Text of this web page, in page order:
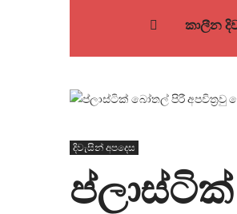
කාලීන
දිවැසින් අපදෙස